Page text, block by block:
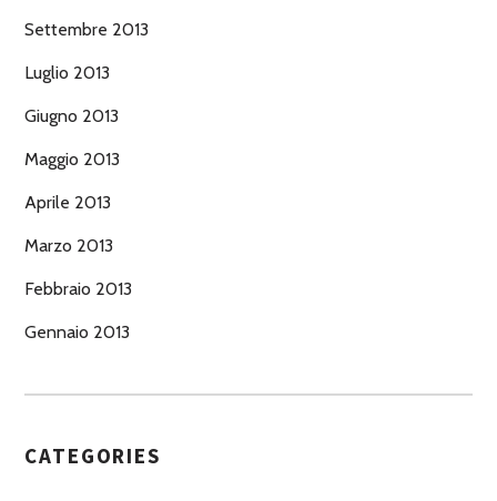
Settembre 2013
Luglio 2013
Giugno 2013
Maggio 2013
Aprile 2013
Marzo 2013
Febbraio 2013
Gennaio 2013
CATEGORIES